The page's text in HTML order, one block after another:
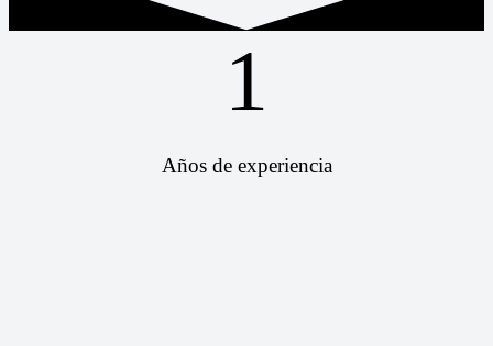
1
Años de experiencia